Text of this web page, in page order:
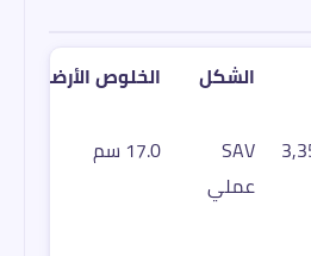
الشكل الخلوص الأرضي
SAV
عملي
17.0 سم